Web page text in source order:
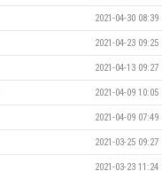
2021-04-30 08:39
2021-04-23 09:25
2021-04-13 09:27
2021-04-09 10:05
2021-04-09 07:49
2021-03-25 09:27
2021-03-23 11:24